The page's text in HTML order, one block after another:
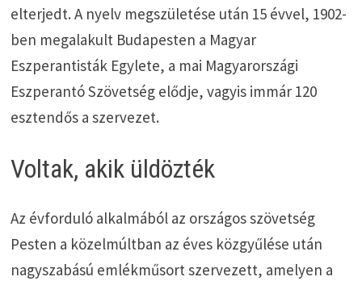
elterjedt. A nyelv megszületése után 15 évvel, 1902-
ben megalakult Budapesten a Magyar
Eszperantisták Egylete, a mai Magyarországi
Eszperantó Szövetség elődje, vagyis immár 120
esztendős a szervezet.
Voltak, akik üldözték
Az évforduló alkalmából az országos szövetség
Pesten a közelmúltban az éves közgyűlése után
nagyszabású emlékműsort szervezett, amelyen a